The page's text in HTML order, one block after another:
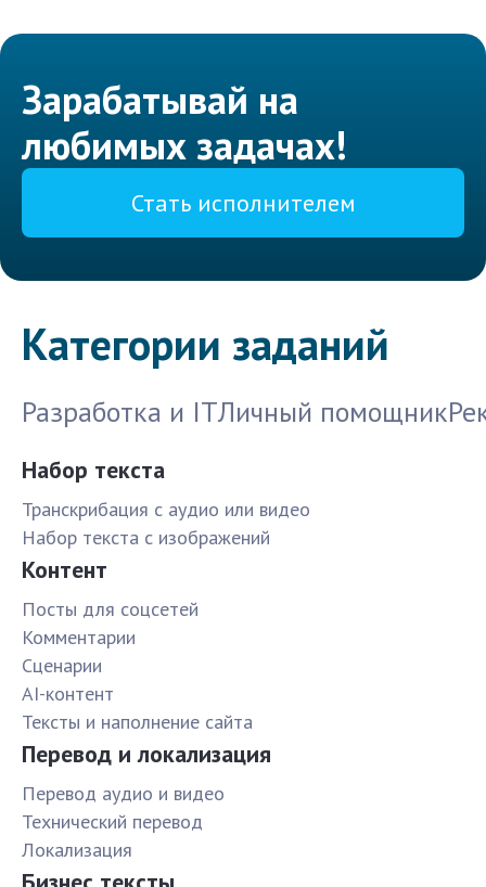
Зарабатывай на
любимых задачах!
Стать исполнителем
Категории заданий
Разработка и ITЛичный помощник
Набор текста
Транскрибация с аудио или видео
Набор текста с изображений
Контент
Посты для соцсетей
Комментарии
Сценарии
AI-контент
Тексты и наполнение сайта
Перевод и локализация
Перевод аудио и видео
Технический перевод
Локализация